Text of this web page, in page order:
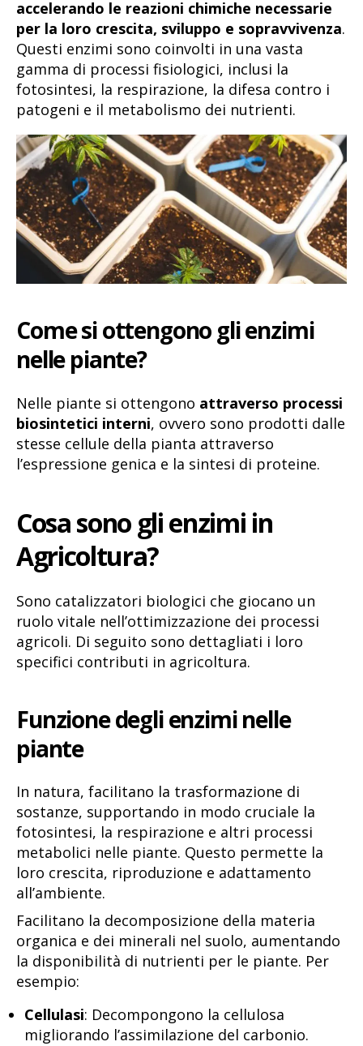
accelerando le reazioni chimiche necessarie
per la loro crescita, sviluppo e sopravvivenza.
Questi enzimi sono coinvolti in una vasta
gamma di processi fisiologici, inclusi la
fotosintesi, la respirazione, la difesa contro i
patogeni e il metabolismo dei nutrienti.
Come si ottengono gli enzimi
nelle piante?
Nelle piante si ottengono attraverso processi
biosintetici interni, ovvero sono prodotti dalle
stesse cellule della pianta attraverso
l’espressione genica e la sintesi di proteine.
Cosa sono gli enzimi in
Agricoltura?
Sono catalizzatori biologici che giocano un
ruolo vitale nell’ottimizzazione dei processi
agricoli. Di seguito sono dettagliati i loro
specifici contributi in agricoltura.
Funzione degli enzimi nelle
piante
In natura, facilitano la trasformazione di
sostanze, supportando in modo cruciale la
fotosintesi, la respirazione e altri processi
metabolici nelle piante. Questo permette la
loro crescita, riproduzione e adattamento
all’ambiente.
Facilitano la decomposizione della materia
organica e dei minerali nel suolo, aumentando
la disponibilità di nutrienti per le piante. Per
esempio:
Cellulasi: Decompongono la cellulosa
migliorando l’assimilazione del carbonio.